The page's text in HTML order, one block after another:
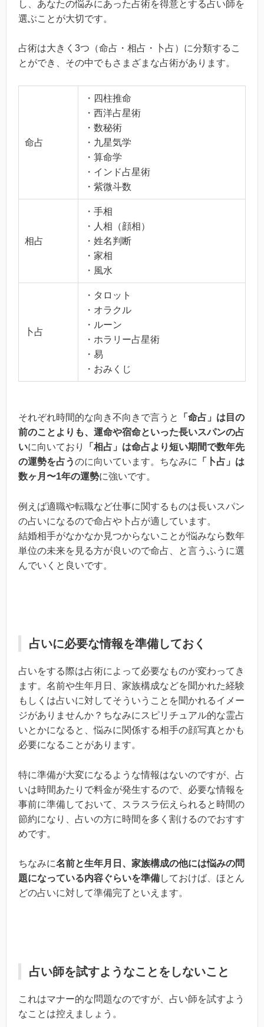
し、あなたの悩みにあった占術を得意とする占い師を
選ぶことが大切です。
占術は大きく3つ（命占・相占・卜占）に分類するこ
とができ、その中でもさまざまな占術があります。
命占
・四柱推命
・西洋占星術
・数秘術
・九星気学
・算命学
・インド占星術
・紫微斗数
相占
・手相
・人相（顔相）
・姓名判断
・家相
・風水
卜占
・タロット
・オラクル
・ルーン
・ホラリー占星術
・易
・おみくじ
それぞれ時間的な向き不向きで言うと
「命占」は目の
前のことよりも、運命や宿命といった長いスパンの占
いに向いており
「相占」は命占より短い期間で数年先
の運勢を占うのに向いています。ちなみに
「卜占」は
数ヶ月〜1年の運勢に強いです。
例えば適職や転職など仕事に関するものは長いスパン
の占いになるので命占や卜占が適しています。
結婚相手がなかなか見つからないことが悩みなら数年
単位の未来を見る方が良いので命占、と言うふうに選
んでいくと良いです。
占いに必要な情報を準備しておく
占いをする際は占術によって必要なものが変わってき
ます。名前や生年月日、家族構成などを聞かれた経験
もしくは占いに対してそういうことを聞かれるイメー
ジがありませんか？ちなみにスピリチュアル的な霊占
いとかになると、悩みに関係する相手の顔写真とかも
必要になることがあります。
特に準備が大変になるような情報はないのですが、占
いは時間あたりで料金が発生するので、必要な情報を
事前に準備しておいて、スラスラ伝えられると時間の
節約になり、占いの方に時間を多く割けるのでおすす
めです。
ちなみに名前と生年月日、家族構成の他には悩みの問
題になっている内容ぐらいを準備しておけば、ほとん
どの占いに対して準備完了といえます。
占い師を試すようなことをしないこと
これはマナー的な問題なのですが、占い師を試すよう
なことは控えましょう。